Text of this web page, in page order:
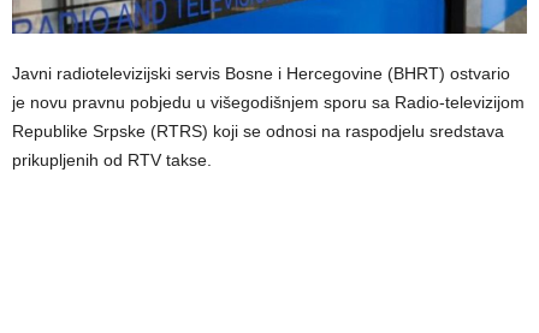
Javni radiotelevizijski servis Bosne i Hercegovine (BHRT) ostvario
je novu pravnu pobjedu u višegodišnjem sporu sa Radio-televizijom
Republike Srpske (RTRS) koji se odnosi na raspodjelu sredstava
prikupljenih od RTV takse.